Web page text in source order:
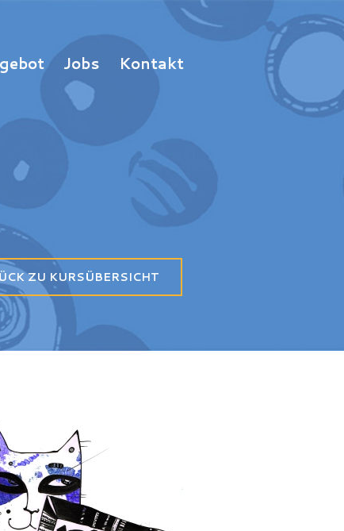
Jobs Kontakt
ZU KURSÜBERSICHT